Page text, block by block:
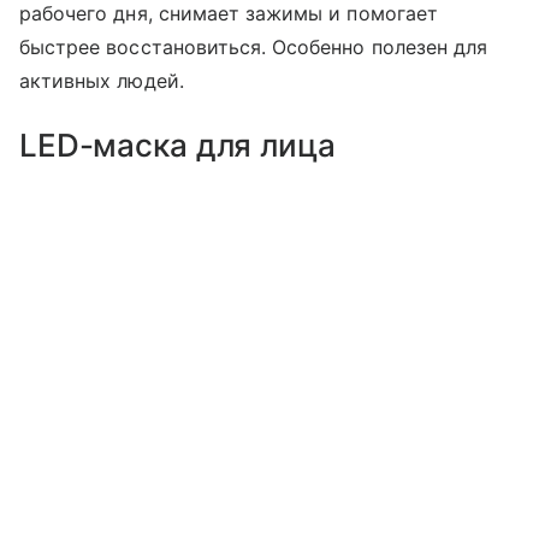
рабочего дня, снимает зажимы и помогает
быстрее восстановиться. Особенно полезен для
активных людей.
LED-маска для лица